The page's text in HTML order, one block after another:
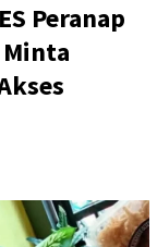
Peranap